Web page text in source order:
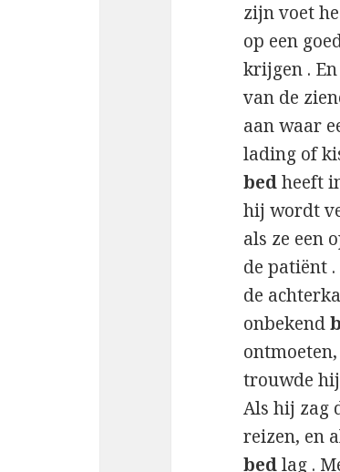
zijn voet
op een
krijgen .
van de
aan waar
lading of
bedheeft
hij wordt
als ze een
de patiënt
de
onbekend
trouwde
Als hij zag
reizen, en
bedlag .